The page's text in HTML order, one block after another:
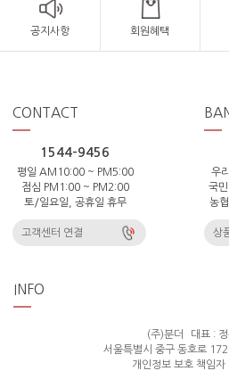
공지사항 회원혜택
CONTACT
1544-9456
평일 AM10:00 ~ PM5:00
점심 PM1:00 ~ PM2:00
토/일요일, 공휴일 휴무
고객센터 연결
우
국
농
상
INFO
(주)분더
대표 :
서울특별시 중구 동호로
개인정보 보호 책임자